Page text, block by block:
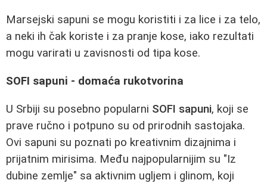
Marsejski sapuni se mogu koristiti i za lice i za telo,
a neki ih čak koriste i za pranje kose, iako rezultati
mogu varirati u zavisnosti od tipa kose.
SOFI sapuni - domaća rukotvorina
U Srbiji su posebno popularni SOFI sapuni, koji se
prave ručno i potpuno su od prirodnih sastojaka.
Ovi sapuni su poznati po kreativnim dizajnima i
prijatnim mirisima. Među najpopularnijim su "Iz
dubine zemlje" sa aktivnim ugljem i glinom, koji